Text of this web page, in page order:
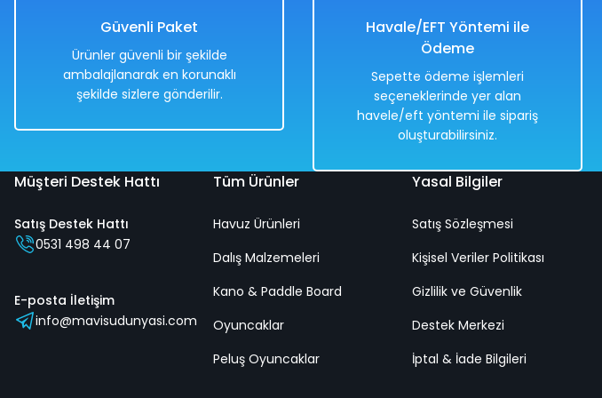
Sünger Atan Tüfek Hedefli Oyuncak Set
%50
638,00 TL
Kovboy Seti Full Set
618,00 TL
309,00 TL
Asker
400,00
Güvenli Paket
Ürünler güvenli bir şekilde
ambalajlanarak en korunaklı
şekilde sizlere gönderilir.
Havale/EFT Yöntemi ile
Ödeme
Sepette ödeme işlemleri
seçeneklerinde yer alan
havele/eft yöntemi ile sipariş
oluşturabilirsiniz.
Müşteri Destek Hattı
Satış Destek Hattı
0531 498 44 07
E-posta İletişim
info@mavisudunyasi.com
Tüm Ürünler
Havuz Ürünleri
Dalış Malzemeleri
Kano & Paddle Board
Oyuncaklar
Peluş Oyuncaklar
Yasal Bilgiler
Satış Sözleşmesi
Kişisel Veriler Politikası
Gizlilik ve Güvenlik
Destek Merkezi
İptal & İade Bilgileri